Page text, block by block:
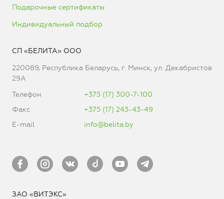
Подарочные сертификаты
Индивидуальный подбор
СП «БЕЛИТА» ООО
220089, Республика Беларусь, г. Минск, ул. Декабристов
29А
Телефон
+375 (17) 300-7-100
Факс
+375 (17) 243-43-49
E-mail
info@belita.by
ЗАО «ВИТЭКС»